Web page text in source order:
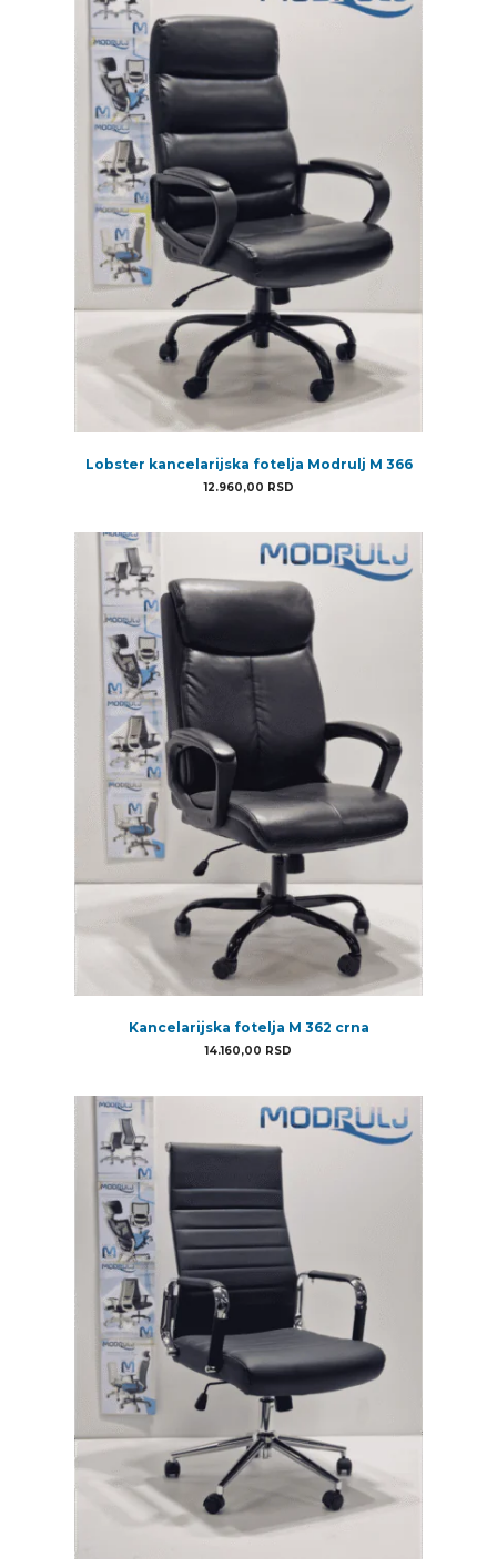
Lobster kancelarijska fotelja Modrulj M 366
12.960,00 RSD
Kancelarijska fotelja M 362 crna
14.160,00 RSD